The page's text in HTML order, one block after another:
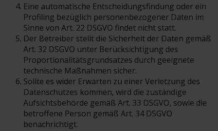
Eine automatische Entscheidungsfindung oder ein
Profiling bezüglich personenbezogener Daten im
Sinne von Art. 22 DSGVO findet nicht statt.
Der Betreiber stellt die Sicherheit der Daten gemäß
Art. 32 DSGVO unter Berücksichtigung des
Proportionalitätsgrundsatzes durch geeignete
technische Maßnahmen sicher.
Sollte es wider Erwarten zu einer Verletzung des
Datenschutzes kommen, wird die zuständige
Aufsichtsbehörde gemäß Art. 33 DSGVO, sowie die
betroffene Person gemäß Art. 34 DSGVO
benachrichtigt.